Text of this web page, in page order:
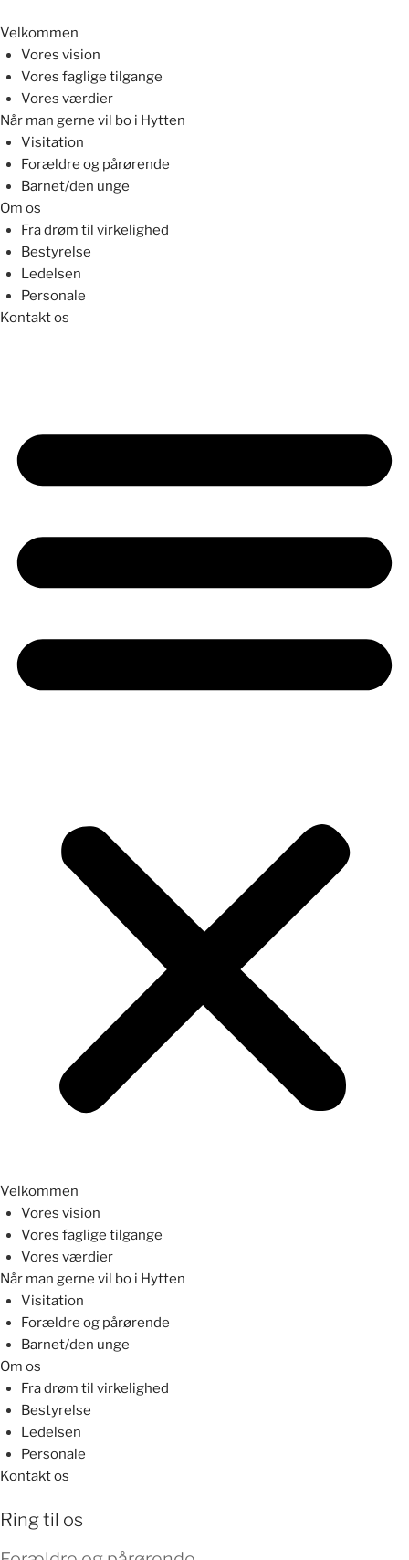
Velkommen
Vores vision
Vores faglige tilgange
Vores værdier
Når man gerne vil bo i Hytten
Visitation
Forældre og pårørende
Barnet/den unge
Om os
Fra drøm til virkelighed
Bestyrelse
Ledelsen
Personale
Kontakt os
Velkommen
Vores vision
Vores faglige tilgange
Vores værdier
Når man gerne vil bo i Hytten
Visitation
Forældre og pårørende
Barnet/den unge
Om os
Fra drøm til virkelighed
Bestyrelse
Ledelsen
Personale
Kontakt os
Ring til os